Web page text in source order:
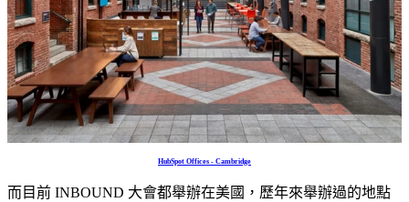
HubSpot Offices - Cambridge
而目前 INBOUND 大會都舉辦在美國，歷年來舉辦過的地點